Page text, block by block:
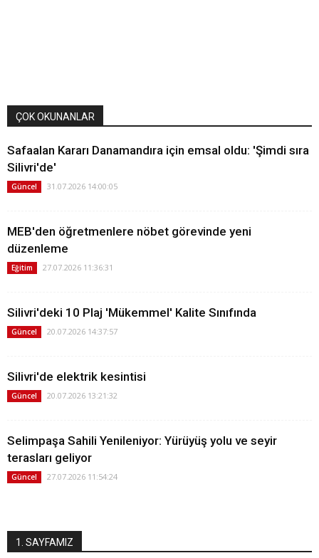
ÇOK OKUNANLAR
Safaalan Kararı Danamandıra için emsal oldu: 'Şimdi sıra
Silivri'de'
Güncel 31.07.2026 14:00:05
MEB'den öğretmenlere nöbet görevinde yeni
düzenleme
Eğitim 27.07.2026 11:36:31
Silivri'deki 10 Plaj 'Mükemmel' Kalite Sınıfında
Güncel 20.07.2026 14:37:57
Silivri'de elektrik kesintisi
Güncel 20.07.2026 13:21:32
Selimpaşa Sahili Yenileniyor: Yürüyüş yolu ve seyir
terasları geliyor
Güncel 27.07.2026 11:54:24
1. SAYFAMIZ